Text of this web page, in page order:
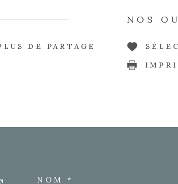
DE PARTAGE
NOS
NOM *